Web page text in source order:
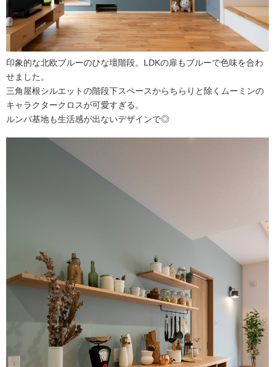
印象的な北欧ブルーのひな壇階段。LDKの扉もブルーで色味を合わ
せました。
三角屋根シルエットの階段下スペースからちらりと除くムーミンの
キャラクタークロスが可愛すぎる。
ルンバ基地も生活感が出ないデザインで◎